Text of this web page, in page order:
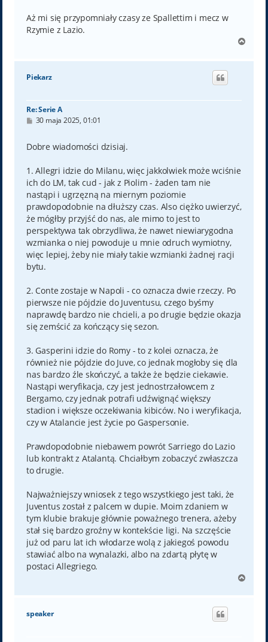
Aż mi się przypomniały czasy ze Spallettim i mecz w
Rzymie z Lazio.
g
Piekarz
Re: Serie A
P
t
30 maja 2025, 01:01
Dobre wiadomości dzisiaj.
1. Allegri idzie do Milanu, więc jakkolwiek może wciśnie
ich do LM, tak cud - jak z Piolim - żaden tam nie
nastąpi i ugrzęzną na miernym poziomie
prawdopodobnie na dłuższy czas. Also ciężko uwierzyć,
że mógłby przyjść do nas, ale mimo to jest to
perspektywa tak obrzydliwa, że nawet niewiarygodna
wzmianka o niej powoduje u mnie odruch wymiotny,
więc lepiej, żeby nie miały takie wzmianki żadnej racji
bytu.
2. Conte zostaje w Napoli - co oznacza dwie rzeczy. Po
pierwsze nie pójdzie do Juventusu, czego byśmy
naprawdę bardzo nie chcieli, a po drugie będzie okazja
się zemścić za kończący się sezon.
3. Gasperini idzie do Romy - to z kolei oznacza, że
również nie pójdzie do Juve, co jednak mogłoby się dla
nas bardzo źle skończyć, a także że będzie ciekawie.
Nastąpi weryfikacja, czy jest jednostrzałowcem z
Bergamo, czy jednak potrafi udźwignąć większy
stadion i większe oczekiwania kibiców. No i weryfikacja,
czy w Atalancie jest życie po Gaspersonie.
Prawdopodobnie niebawem powrót Sarriego do Lazio
lub kontrakt z Atalantą. Chciałbym zobaczyć zwłaszcza
to drugie.
Najważniejszy wniosek z tego wszystkiego jest taki, że
Juventus został z palcem w dupie. Moim zdaniem w
tym klubie brakuje głównie poważnego trenera, ażeby
stał się bardzo groźny w kontekście ligi. Na szczęście
już od paru lat ich włodarze wolą z jakiegoś powodu
stawiać albo na wynalazki, albo na zdartą płytę w
postaci Allegriego.
g
speaker